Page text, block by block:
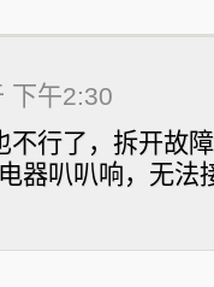
下午2:30
不行了，拆开故
器叭叭响，无法